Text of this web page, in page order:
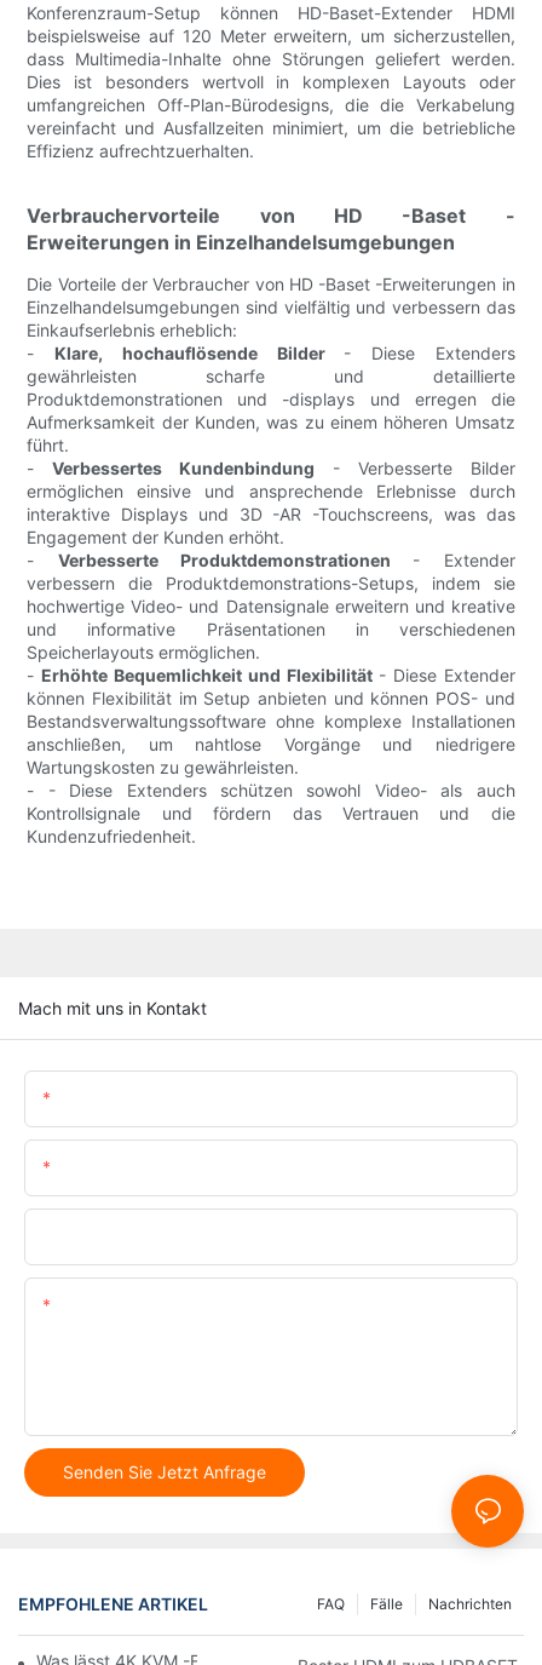
Konferenzraum-Setup können HD-Baset-Extender HDMI
beispielsweise auf 120 Meter erweitern, um sicherzustellen,
dass Multimedia-Inhalte ohne Störungen geliefert werden.
Dies ist besonders wertvoll in komplexen Layouts oder
umfangreichen Off-Plan-Bürodesigns, die die Verkabelung
vereinfacht und Ausfallzeiten minimiert, um die betriebliche
Effizienz aufrechtzuerhalten.
Verbrauchervorteile von HD -Baset -
Erweiterungen in Einzelhandelsumgebungen
Die Vorteile der Verbraucher von HD -Baset -Erweiterungen in
Einzelhandelsumgebungen sind vielfältig und verbessern das
Einkaufserlebnis erheblich:
- Klare, hochauflösende Bilder - Diese Extenders
gewährleisten scharfe und detaillierte
Produktdemonstrationen und -displays und erregen die
Aufmerksamkeit der Kunden, was zu einem höheren Umsatz
führt.
-Verbessertes Kundenbindung - Verbesserte Bilder
ermöglichen einsive und ansprechende Erlebnisse durch
interaktive Displays und 3D -AR -Touchscreens, was das
Engagement der Kunden erhöht.
- Verbesserte Produktdemonstrationen - Extender
verbessern die Produktdemonstrations-Setups, indem sie
hochwertige Video- und Datensignale erweitern und kreative
und informative Präsentationen in verschiedenen
Speicherlayouts ermöglichen.
- Erhöhte Bequemlichkeit und Flexibilität - Diese Extender
können Flexibilität im Setup anbieten und können POS- und
Bestandsverwaltungssoftware ohne komplexe Installationen
anschließen, um nahtlose Vorgänge und niedrigere
Wartungskosten zu gewährleisten.
- - Diese Extenders schützen sowohl Video- als auch
Kontrollsignale und fördern das Vertrauen und die
Kundenzufriedenheit.
Mach mit uns in Kontakt
Senden Sie Jetzt Anfrage
EMPFOHLENE ARTIKEL Nachrichten
Fälle
FAQ